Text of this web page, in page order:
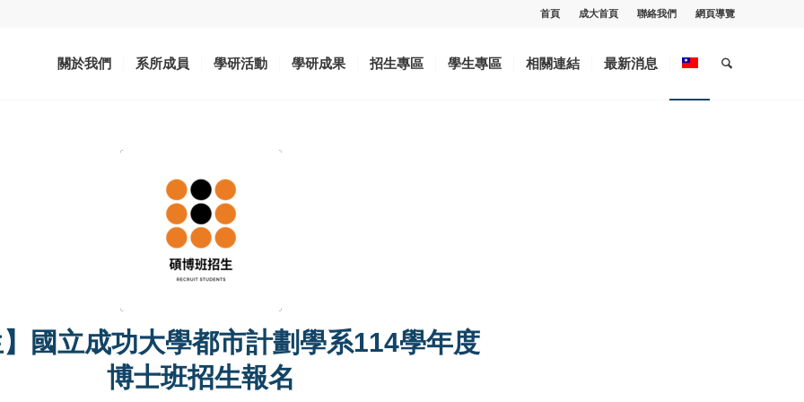
首頁 成大首頁 聯絡我們 網頁導覽
關於我們 系所成員 學研活動 學研成果 招生專區 學生專區 相關連結 最新消息
國立成功大學都市計劃學系114學年度
博士班招生報名